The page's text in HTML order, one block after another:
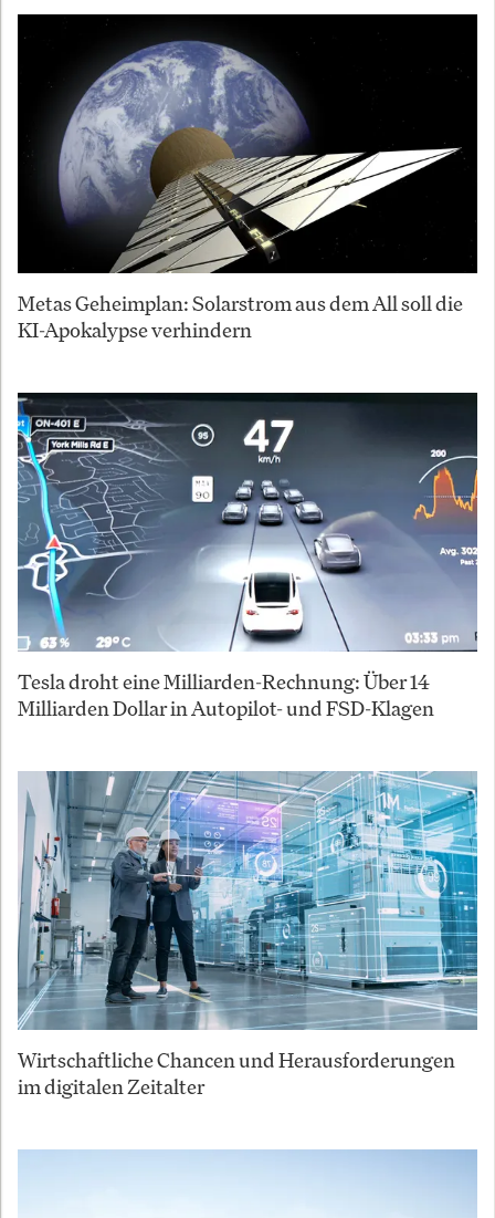
Metas Geheimplan: Solarstrom aus dem All soll die
KI-Apokalypse verhindern
Tesla droht eine Milliarden-Rechnung: Über 14
Milliarden Dollar in Autopilot- und FSD-Klagen
Wirtschaftliche Chancen und Herausforderungen
im digitalen Zeitalter